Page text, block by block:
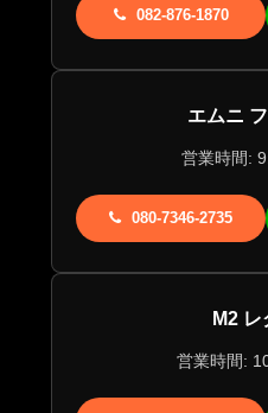
082-876-1870
エムニ
営業時間:
080-7346-2735
M2
営業時間: